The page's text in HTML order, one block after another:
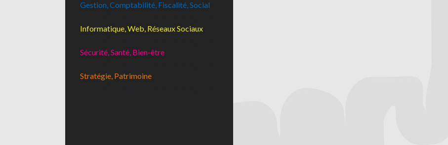
Gestion, Comptabilité, Fiscalité, Social
Informatique, Web, Réseaux Sociaux
Sécurité, Santé, Bien-être
Stratégie, Patrimoine